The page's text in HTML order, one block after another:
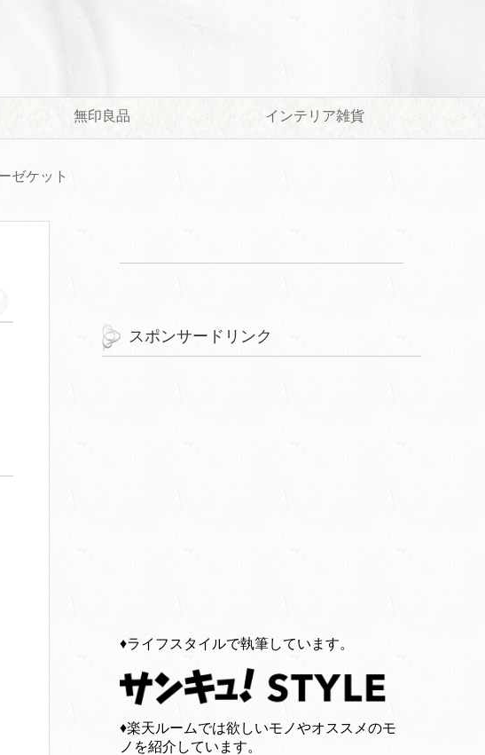
無印良品 インテリア雑貨
ゼケット
スポンサードリンク
♦︎ライフスタイルで執筆しています。
♦︎楽天ルームでは欲しいモノやオススメのモ
ノを紹介しています。